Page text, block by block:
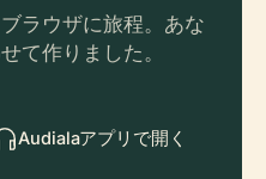
ラウザに旅程。あな
て作りました。
Audialaアプリで開く